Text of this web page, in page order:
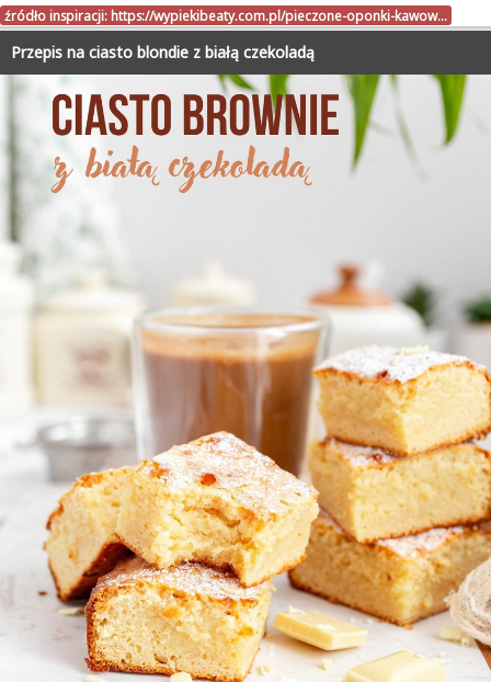
źródło inspiracji: https://wypiekibeaty.com.pl/pieczone-oponki-kawow…
Przepis na ciasto blondie z białą czekoladą